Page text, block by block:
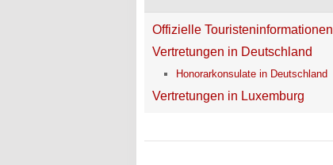
Offizielle Touristeninformationen
Vertretungen in Deutschland
Honorarkonsulate in Deutschland
Vertretungen in Luxemburg